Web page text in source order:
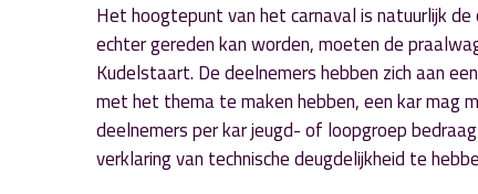
Het hoogtepunt van het carnaval is natuurlijk
echter gereden kan worden, moeten de
Kudelstaart. De deelnemers hebben zich aan
met het thema te maken hebben, een kar mag
deelnemers per kar jeugd- of loopgroep
verklaring van technische deugdelijkheid te